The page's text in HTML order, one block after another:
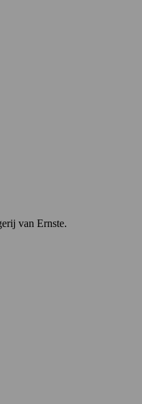
van Ernste.